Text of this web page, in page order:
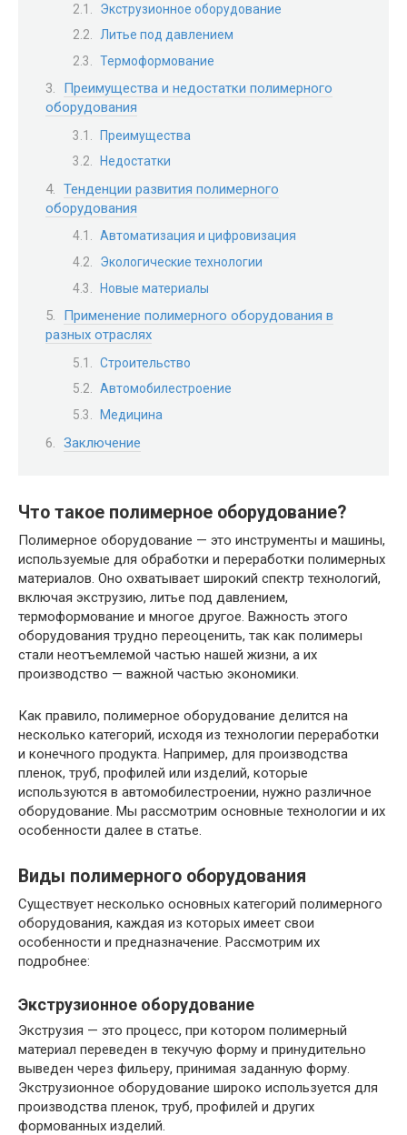
Экструзионное оборудование
Литье под давлением
Термоформование
Преимущества и недостатки полимерного
оборудования
Преимущества
Недостатки
Тенденции развития полимерного
оборудования
Автоматизация и цифровизация
Экологические технологии
Новые материалы
Применение полимерного оборудования в
разных отраслях
Строительство
Автомобилестроение
Медицина
Заключение
Что такое полимерное оборудование?
Полимерное оборудование — это инструменты и машины,
используемые для обработки и переработки полимерных
материалов. Оно охватывает широкий спектр технологий,
включая экструзию, литье под давлением,
термоформование и многое другое. Важность этого
оборудования трудно переоценить, так как полимеры
стали неотъемлемой частью нашей жизни, а их
производство — важной частью экономики.
Как правило, полимерное оборудование делится на
несколько категорий, исходя из технологии переработки
и конечного продукта. Например, для производства
пленок, труб, профилей или изделий, которые
используются в автомобилестроении, нужно различное
оборудование. Мы рассмотрим основные технологии и их
особенности далее в статье.
Виды полимерного оборудования
Существует несколько основных категорий полимерного
оборудования, каждая из которых имеет свои
особенности и предназначение. Рассмотрим их
подробнее:
Экструзионное оборудование
Экструзия — это процесс, при котором полимерный
материал переведен в текучую форму и принудительно
выведен через фильеру, принимая заданную форму.
Экструзионное оборудование широко используется для
производства пленок, труб, профилей и других
формованных изделий.